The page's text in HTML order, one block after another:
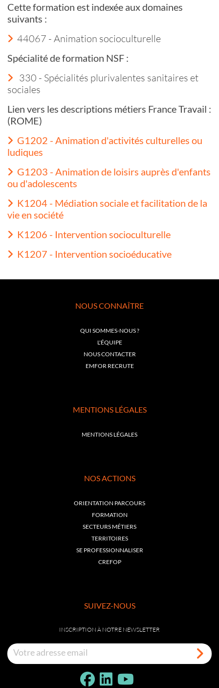
Cette formation est indexée aux domaines
suivants :
44067 - Animation socioculturelle
Spécialité de formation NSF :
330 - Spécialités plurivalentes sanitaires et
sociales
Lien vers les descriptions métiers France Travail :
(ROME)
G1202 - Animation d'activités culturelles ou
ludiques
G1203 - Animation de loisirs auprès d'enfants
ou d'adolescents
K1204 - Médiation sociale et facilitation de la
vie en société
K1206 - Intervention socioculturelle
K1207 - Intervention socioéducative
NOUS CONNAÎTRE
QUI SOMMES-NOUS ?
L'ÉQUIPE
NOUS CONTACTER
EMFOR RECRUTE
MENTIONS LÉGALES
MENTIONS LÉGALES
NOS ACTIONS
ORIENTATION PARCOURS
FORMATION
SECTEURS MÉTIERS
TERRITOIRES
SE PROFESSIONNALISER
CREFOP
SUIVEZ-NOUS
INSCRIPTION À NOTRE NEWSLETTER